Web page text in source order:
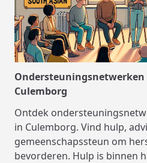
Culemborg
Ontdek
in Culemborg. Vind hulp,
gemeenschapssteun om
bevorderen. Hulp is binnen